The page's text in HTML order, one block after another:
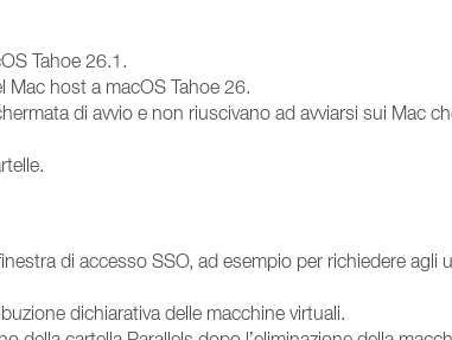
Tahoe 26.1.
Mac host a macOS Tahoe 26.
di avvio e non riuscivano ad avviarsi sui Mac
di accesso SSO, ad esempio per richiedere agli
dichiarativa delle macchine virtuali.